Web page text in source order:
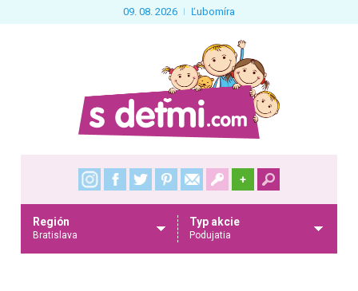
09. 08. 2026 Ľubomíra
+
Región
Bratislava
Typ akcie
Podujatia